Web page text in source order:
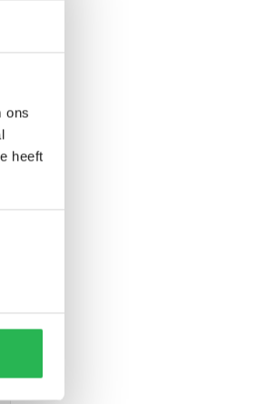
ons
heeft